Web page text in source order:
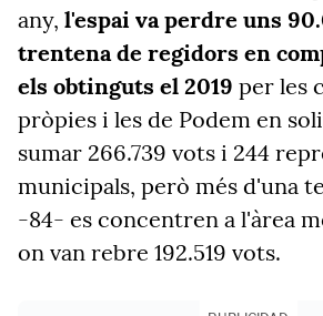
any, l'espai va perdre uns
trentena de regidors en
els obtinguts el 2019 per les
pròpies i les de Podem en
sumar 266.739 vots i 244
municipals, però més d'una
-84- es concentren a l'àrea
on van rebre 192.519 vots.